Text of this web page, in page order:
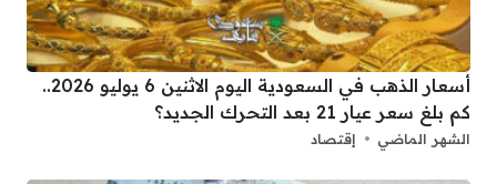
أسعار الذهب في السعودية اليوم الاثنين 6 يوليو 2026..
كم بلغ سعر عيار 21 بعد التحرك الجديد؟
الشهر الماضي إقتصاد